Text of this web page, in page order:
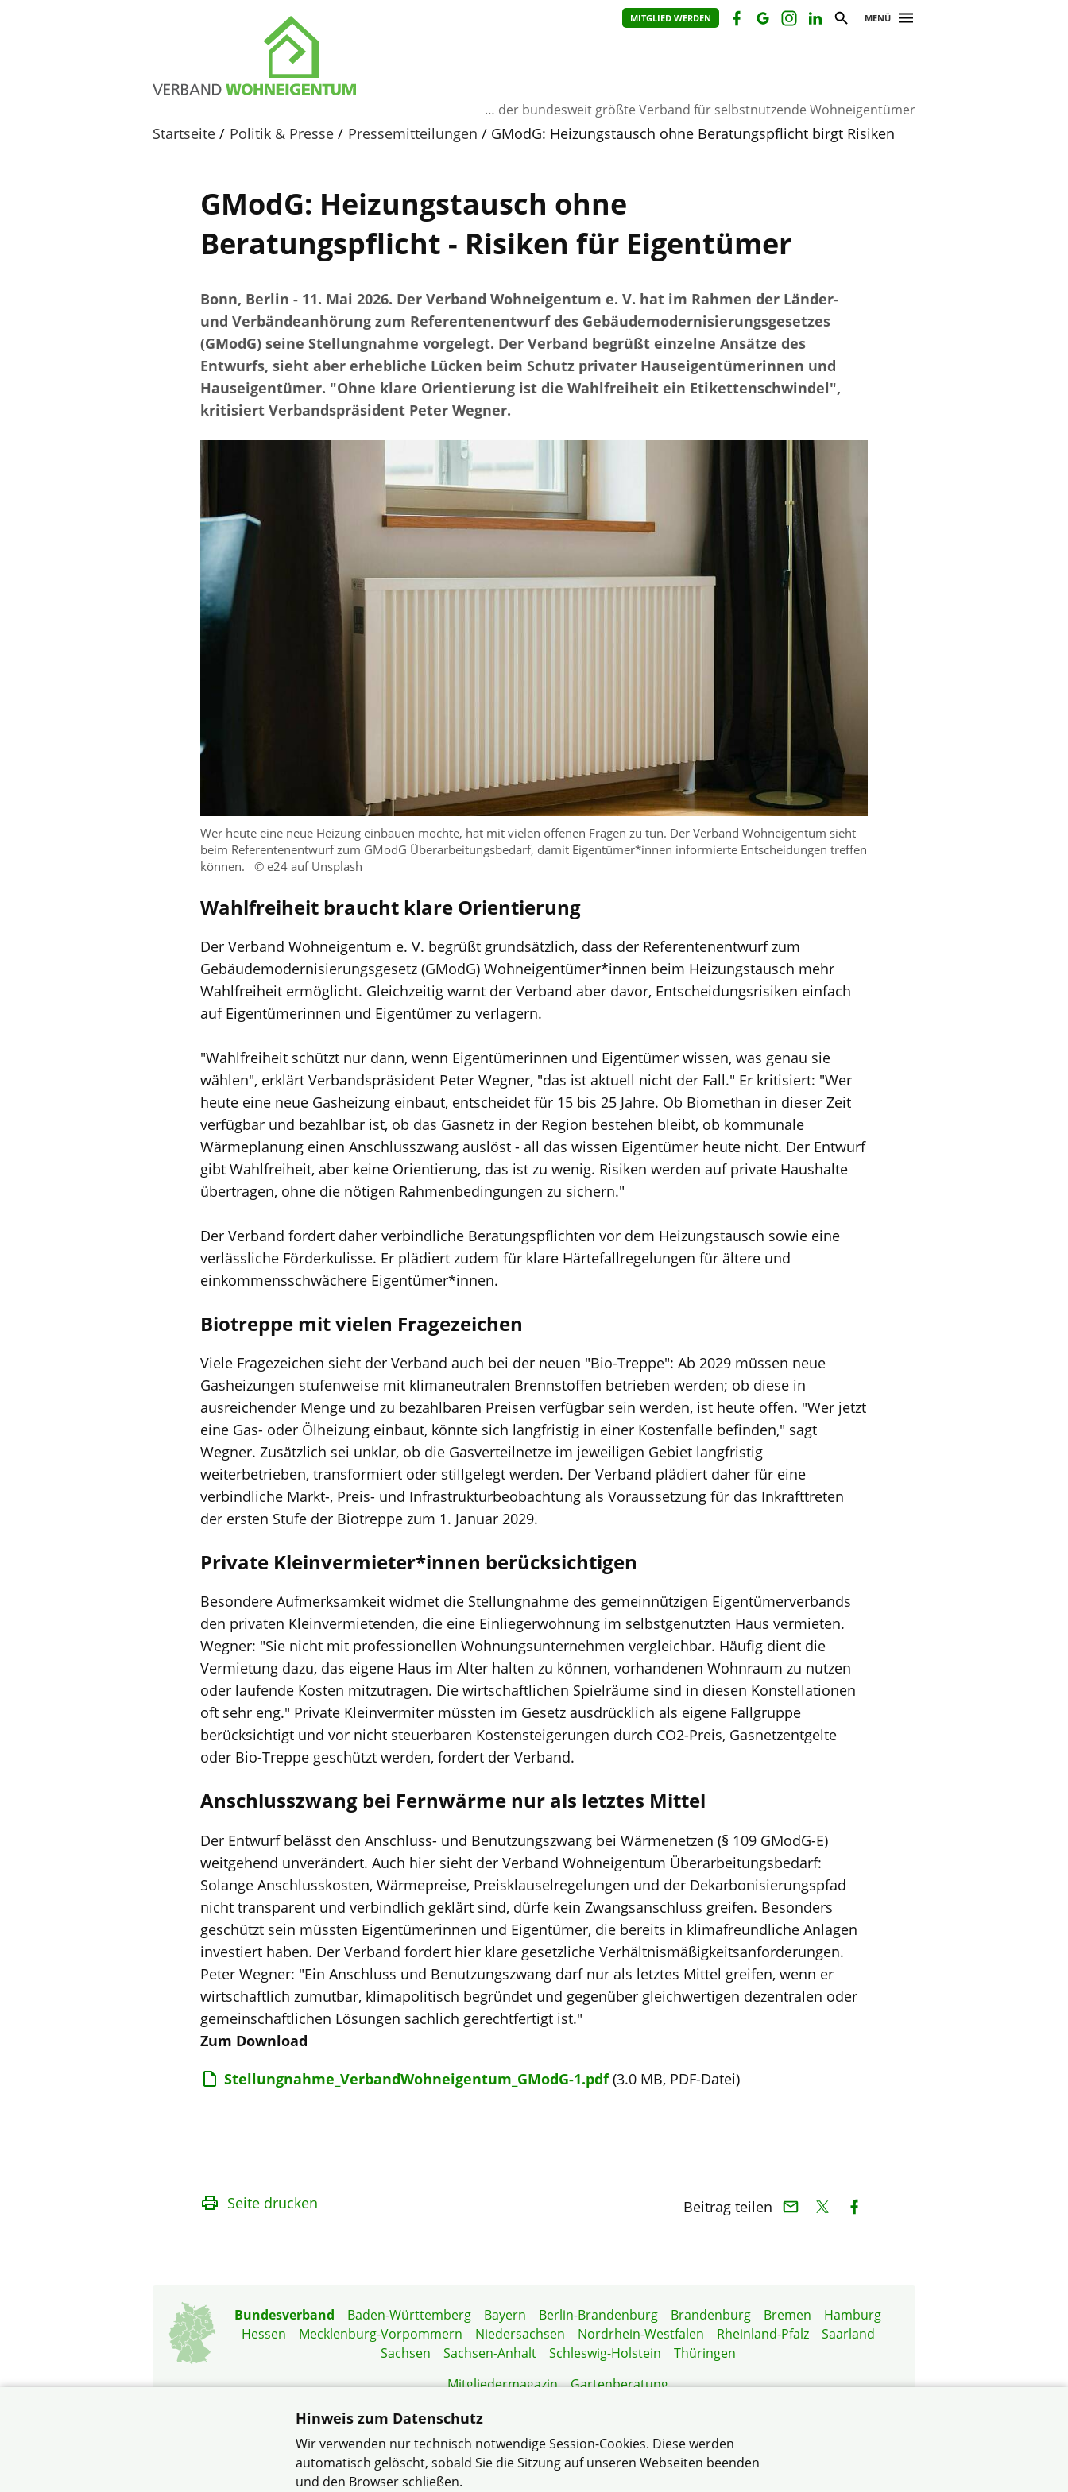
MITGLIED WERDEN MENÜ
… der bundesweit größte Verband für selbstnutzende Wohneigentümer
Startseite Politik & Presse Pressemitteilungen GModG: Heizungstausch ohne Beratungspflicht birgt Risiken
GModG: Heizungstausch ohne
Beratungspflicht - Risiken für Eigentümer
Bonn, Berlin - 11. Mai 2026. Der Verband Wohneigentum e. V. hat im Rahmen der Länder-
und Verbändeanhörung zum Referentenentwurf des Gebäudemodernisierungsgesetzes
(GModG) seine Stellungnahme vorgelegt. Der Verband begrüßt einzelne Ansätze des
Entwurfs, sieht aber erhebliche Lücken beim Schutz privater Hauseigentümerinnen und
Hauseigentümer. "Ohne klare Orientierung ist die Wahlfreiheit ein Etikettenschwindel",
kritisiert Verbandspräsident Peter Wegner.
Wer heute eine neue Heizung einbauen möchte, hat mit vielen offenen Fragen zu tun. Der Verband Wohneigentum sieht
beim Referentenentwurf zum GModG Überarbeitungsbedarf, damit Eigentümer*innen informierte Entscheidungen treffen
können. © e24 auf Unsplash
Wahlfreiheit braucht klare Orientierung
Der Verband Wohneigentum e. V. begrüßt grundsätzlich, dass der Referentenentwurf zum
Gebäudemodernisierungsgesetz (GModG) Wohneigentümer*innen beim Heizungstausch mehr
Wahlfreiheit ermöglicht. Gleichzeitig warnt der Verband aber davor, Entscheidungsrisiken einfach
auf Eigentümerinnen und Eigentümer zu verlagern.
"Wahlfreiheit schützt nur dann, wenn Eigentümerinnen und Eigentümer wissen, was genau sie
wählen", erklärt Verbandspräsident Peter Wegner, "das ist aktuell nicht der Fall." Er kritisiert: "Wer
heute eine neue Gasheizung einbaut, entscheidet für 15 bis 25 Jahre. Ob Biomethan in dieser Zeit
verfügbar und bezahlbar ist, ob das Gasnetz in der Region bestehen bleibt, ob kommunale
Wärmeplanung einen Anschlusszwang auslöst - all das wissen Eigentümer heute nicht. Der Entwurf
gibt Wahlfreiheit, aber keine Orientierung, das ist zu wenig. Risiken werden auf private Haushalte
übertragen, ohne die nötigen Rahmenbedingungen zu sichern."
Der Verband fordert daher verbindliche Beratungspflichten vor dem Heizungstausch sowie eine
verlässliche Förderkulisse. Er plädiert zudem für klare Härtefallregelungen für ältere und
einkommensschwächere Eigentümer*innen.
Biotreppe mit vielen Fragezeichen
Viele Fragezeichen sieht der Verband auch bei der neuen "Bio-Treppe": Ab 2029 müssen neue
Gasheizungen stufenweise mit klimaneutralen Brennstoffen betrieben werden; ob diese in
ausreichender Menge und zu bezahlbaren Preisen verfügbar sein werden, ist heute offen. "Wer jetzt
eine Gas- oder Ölheizung einbaut, könnte sich langfristig in einer Kostenfalle befinden," sagt
Wegner. Zusätzlich sei unklar, ob die Gasverteilnetze im jeweiligen Gebiet langfristig
weiterbetrieben, transformiert oder stillgelegt werden. Der Verband plädiert daher für eine
verbindliche Markt-, Preis- und Infrastrukturbeobachtung als Voraussetzung für das Inkrafttreten
der ersten Stufe der Biotreppe zum 1. Januar 2029.
Private Kleinvermieter*innen berücksichtigen
Besondere Aufmerksamkeit widmet die Stellungnahme des gemeinnützigen Eigentümerverbands
den privaten Kleinvermietenden, die eine Einliegerwohnung im selbstgenutzten Haus vermieten.
Wegner: "Sie nicht mit professionellen Wohnungsunternehmen vergleichbar. Häufig dient die
Vermietung dazu, das eigene Haus im Alter halten zu können, vorhandenen Wohnraum zu nutzen
oder laufende Kosten mitzutragen. Die wirtschaftlichen Spielräume sind in diesen Konstellationen
oft sehr eng." Private Kleinvermiter müssten im Gesetz ausdrücklich als eigene Fallgruppe
berücksichtigt und vor nicht steuerbaren Kostensteigerungen durch CO2-Preis, Gasnetzentgelte
oder Bio-Treppe geschützt werden, fordert der Verband.
Anschlusszwang bei Fernwärme nur als letztes Mittel
Der Entwurf belässt den Anschluss- und Benutzungszwang bei Wärmenetzen (§ 109 GModG-E)
weitgehend unverändert. Auch hier sieht der Verband Wohneigentum Überarbeitungsbedarf:
Solange Anschlusskosten, Wärmepreise, Preisklauselregelungen und der Dekarbonisierungspfad
nicht transparent und verbindlich geklärt sind, dürfe kein Zwangsanschluss greifen. Besonders
geschützt sein müssten Eigentümerinnen und Eigentümer, die bereits in klimafreundliche Anlagen
investiert haben. Der Verband fordert hier klare gesetzliche Verhältnismäßigkeitsanforderungen.
Peter Wegner: "Ein Anschluss und Benutzungszwang darf nur als letztes Mittel greifen, wenn er
wirtschaftlich zumutbar, klimapolitisch begründet und gegenüber gleichwertigen dezentralen oder
gemeinschaftlichen Lösungen sachlich gerechtfertigt ist."
Zum Download
Stellungnahme_VerbandWohneigentum_GModG-1.pdf (3.0 MB, PDF-Datei)
Seite drucken Beitrag teilen
Bundesverband Baden-Württemberg Bayern Berlin-Brandenburg Brandenburg Bremen
Hamburg
Hessen
Mecklenburg-Vorpommern Niedersachsen Nordrhein-Westfalen Rheinland-Pfalz
Saarland
Sachsen
Sachsen-Anhalt Schleswig-Holstein
Thüringen
Mitgliedermagazin
Gartenberatung
© Verband Wohneigentum e.V. |Datenschutzerklärung– … der bundesweit größte Verband für selbstnutzende
Hinweis zum Datenschutz
Wir verwenden nur technisch notwendige Session-Cookies. Diese werden
automatisch gelöscht, sobald Sie die Sitzung auf unseren Webseiten beenden
und den Browser schließen.